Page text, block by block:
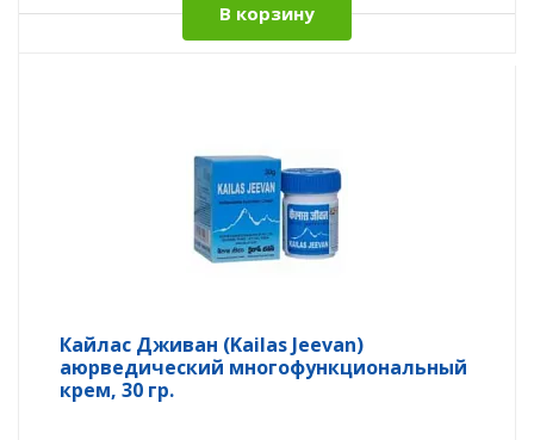
В корзину
Кайлас Дживан (Kailas Jeevan)
аюрведический многофункциональный
крем, 30 гр.